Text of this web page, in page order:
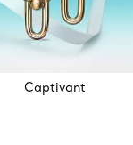
Captivant